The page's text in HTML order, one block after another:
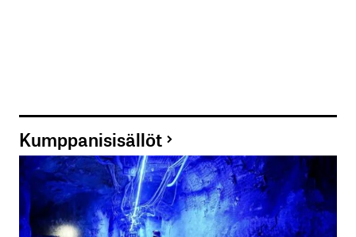
Kumppanisisällöt